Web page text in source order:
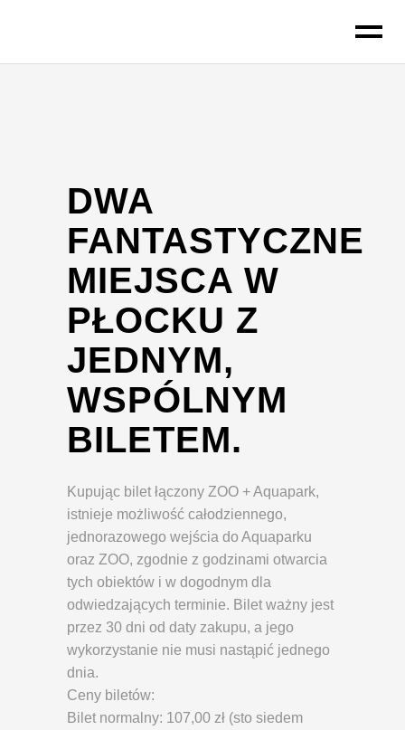
DWA
FANTASTYCZNE
MIEJSCA W
PŁOCKU Z
JEDNYM,
WSPÓLNYM
BILETEM.
Kupując bilet łączony ZOO + Aquapark,
istnieje możliwość całodziennego,
jednorazowego wejścia do Aquaparku
oraz ZOO, zgodnie z godzinami otwarcia
tych obiektów i w dogodnym dla
odwiedzających terminie. Bilet ważny jest
przez 30 dni od daty zakupu, a jego
wykorzystanie nie musi nastąpić jednego
dnia.
Ceny biletów:
Bilet normalny: 107,00 zł (sto siedem